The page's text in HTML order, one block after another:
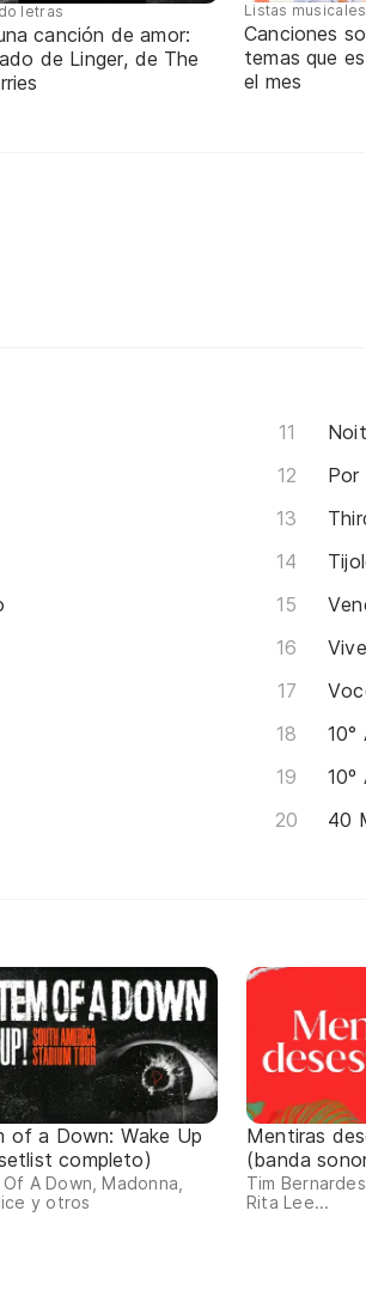
letras
canción de amor:
de Linger, de The
Listas musicales
Canciones
temas que
el mes
Por
10°
10º
40
of a Down: Wake Up
completo)
A Down, Madonna,
y otros
Mentiras
(banda
Tim
Rita Lee...